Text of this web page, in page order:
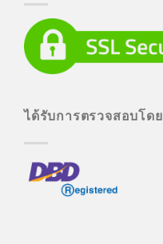
ได้รับการตรวจสอบโดย